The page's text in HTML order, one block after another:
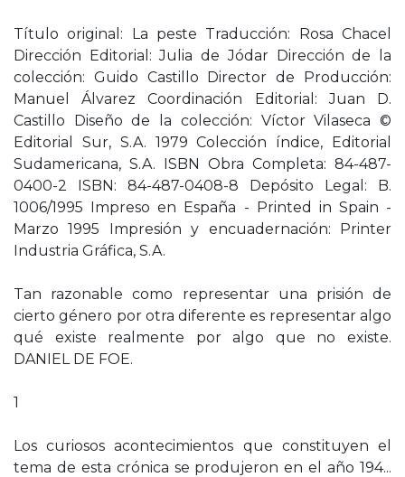
Título original: La peste Traducción: Rosa Chacel
Dirección Editorial: Julia de Jódar Dirección de la
colección: Guido Castillo Director de Producción:
Manuel Álvarez Coordinación Editorial: Juan D.
Castillo Diseño de la colección: Víctor Vilaseca ©
Editorial Sur, S.A. 1979 Colección índice, Editorial
Sudamericana, S.A. ISBN Obra Completa: 84-487-
0400-2 ISBN: 84-487-0408-8 Depósito Legal: B.
1006/1995 Impreso en España - Printed in Spain -
Marzo 1995 Impresión y encuadernación: Printer
Industria Gráfica, S.A.
Tan razonable como representar una prisión de
cierto género por otra diferente es representar algo
qué existe realmente por algo que no existe.
DANIEL DE FOE.
1
Los curiosos acontecimientos que constituyen el
tema de esta crónica se produjeron en el año 194...